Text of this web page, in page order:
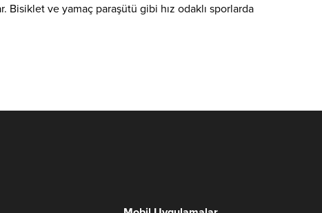
Bisiklet ve yamaç paraşütü gibi hız odaklı sporlarda